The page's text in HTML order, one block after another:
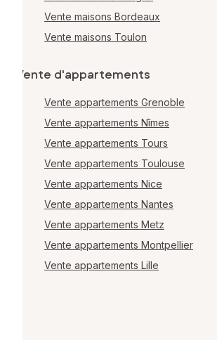
Vente maisons Bordeaux
Vente maisons Toulon
Vente d'appartements
Vente appartements Grenoble
Vente appartements Nîmes
Vente appartements Tours
Vente appartements Toulouse
Vente appartements Nice
Vente appartements Nantes
Vente appartements Metz
Vente appartements Montpellier
Vente appartements Lille